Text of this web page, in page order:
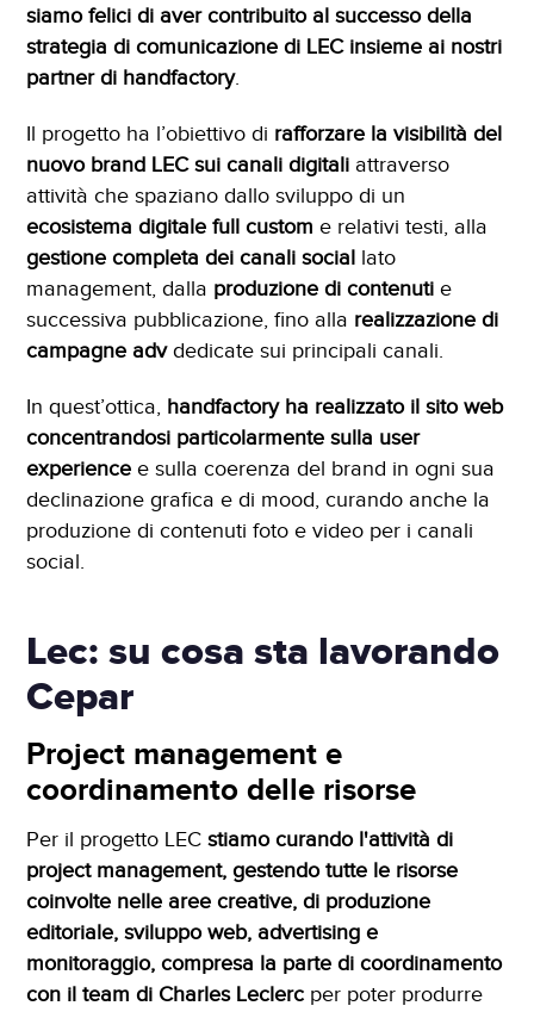
siamo felici di aver contribuito al successo della
strategia di comunicazione di LEC insieme ai nostri
partner di handfactory.
Il progetto ha l’obiettivo di rafforzare la visibilità del
nuovo brand LEC sui canali digitali attraverso
attività che spaziano dallo sviluppo di un
ecosistema digitale full custom e relativi testi, alla
gestione completa dei canali social lato
management, dalla produzione di contenutie
successiva pubblicazione, fino alla realizzazione di
campagne advdedicate sui principali canali.
In quest’ottica, handfactory ha realizzato il sito web
concentrandosi particolarmente sulla user
experience e sulla coerenza del brand in ogni sua
declinazione grafica e di mood, curando anche la
produzione di contenuti foto e video per i canali
social.
Lec: su cosa sta lavorando
Cepar
Project management e
coordinamento delle risorse
Per il progetto LECstiamo curando l'attività di
project management, gestendo tutte le risorse
coinvolte nelle aree creative, di produzione
editoriale, sviluppo web, advertising e
monitoraggio, compresa la parte di coordinamento
con il team di Charles Leclerc per poter produrre